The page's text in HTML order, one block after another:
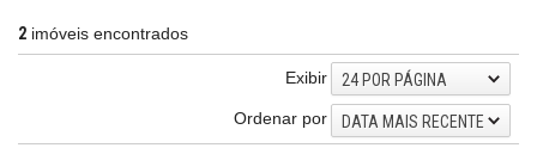
2 imóveis encontrados
Exibir
24 POR PÁGINA
Ordenar por
DATA MAIS RECENTE